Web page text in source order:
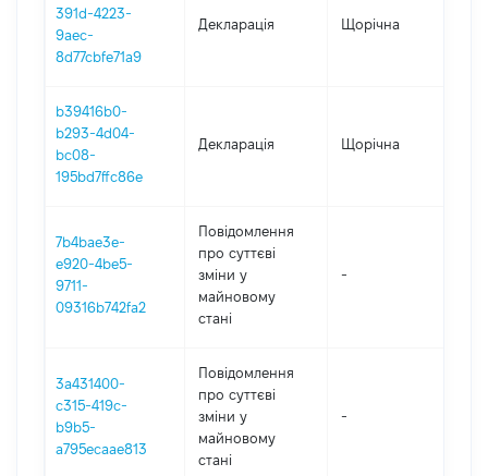
391d-4223-
9aec-
8d77cbfe71a9
Декларація Щорічна
b39416b0-
b293-4d04-
bc08-
195bd7ffc86e
Декларація Щорічна
7b4bae3e-
e920-4be5-
9711-
09316b742fa2
Повідомлення
про суттєві
зміни y
майновому
стані
-
3a431400-
c315-419c-
b9b5-
a795ecaae813
Повідомлення
про суттєві
зміни y
майновому
стані
-